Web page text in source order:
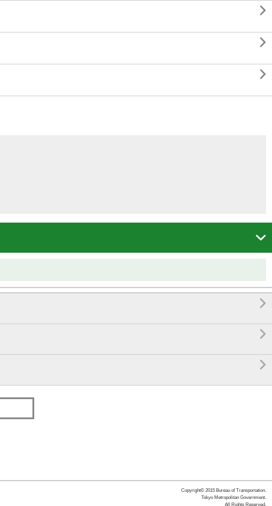







Copyright© 2015 Bureau of Transportation.
Tokyo Metropolitan Government.
All Rights Reserved.